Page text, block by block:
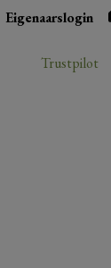
Eigenaarslogin
Trustpilot